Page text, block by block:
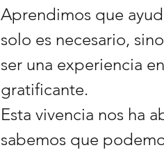
Aprendimos que
solo es necesario,
ser una experiencia
gratificante.
Esta vivencia nos ha
sabemos que